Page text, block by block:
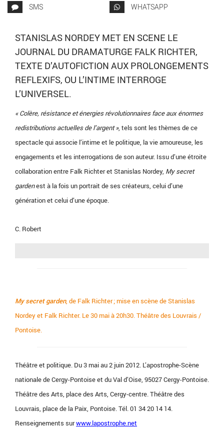
SMS
WHATSAPP
STANISLAS NORDEY MET EN SCENE LE
JOURNAL DU DRAMATURGE FALK RICHTER,
TEXTE D’AUTOFICTION AUX PROLONGEMENTS
REFLEXIFS, OU L’INTIME INTERROGE
L’UNIVERSEL.
« Colère, résistance et énergies révolutionnaires face aux énormes
redistributions actuelles de l’argent », tels sont les thèmes de ce
spectacle qui associe l’intime et le politique, la vie amoureuse, les
engagements et les interrogations de son auteur. Issu d’une étroite
collaboration entre Falk Richter et Stanislas Nordey, My secret
gardenest à la fois un portrait de ses créateurs, celui d’une
génération et celui d’une époque.
C. Robert
My secret garden, de Falk Richter ; mise en scène de Stanislas
Nordey et Falk Richter. Le 30 mai à 20h30. Théâtre des Louvrais /
Pontoise.
Théâtre et politique. Du 3 mai au 2 juin 2012. L’apostrophe-Scène
nationale de Cergy-Pontoise et du Val d’Oise, 95027 Cergy-Pontoise.
Théâtre des Arts, place des Arts, Cergy-centre. Théâtre des
Louvrais, place de la Paix, Pontoise. Tél. 01 34 20 14 14.
Renseignements surwww.lapostrophe.net